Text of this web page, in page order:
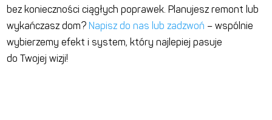
bez konieczności ciągłych poprawek. Planujesz remont lub
wykańczasz dom? Napisz do nas lub zadzwoń – wspólnie
wybierzemy efekt i system, który najlepiej pasuje
do Twojej wizji!